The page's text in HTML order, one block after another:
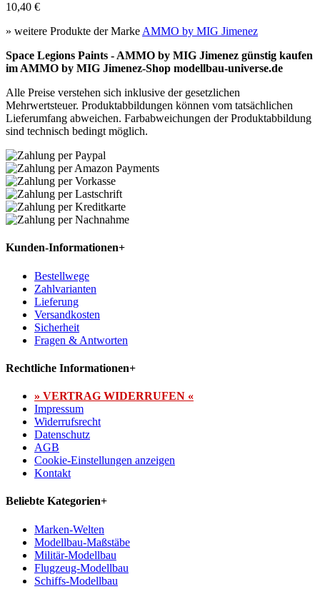
10,40 €
» weitere Produkte der Marke AMMO by MIG Jimenez
Space Legions Paints - AMMO by MIG Jimenez günstig kaufen
im AMMO by MIG Jimenez-Shop modellbau-universe.de
Alle Preise verstehen sich inklusive der gesetzlichen
Mehrwertsteuer. Produktabbildungen können vom tatsächlichen
Lieferumfang abweichen. Farbabweichungen der Produktabbildung
sind technisch bedingt möglich.
Kunden-Informationen+
Bestellwege
Zahlvarianten
Lieferung
Versandkosten
Sicherheit
Fragen & Antworten
Rechtliche Informationen+
» VERTRAG WIDERRUFEN «
Impressum
Widerrufsrecht
Datenschutz
AGB
Cookie-Einstellungen anzeigen
Kontakt
Beliebte Kategorien+
Marken-Welten
Modellbau-Maßstäbe
Militär-Modellbau
Flugzeug-Modellbau
Schiffs-Modellbau